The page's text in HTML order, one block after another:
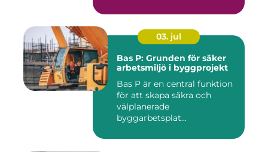
03. jul
Bas P: Grunden för säker
arbetsmiljö i byggprojekt
Bas P är en central funktion
för att skapa säkra och
välplanerade
byggarbetsplat...